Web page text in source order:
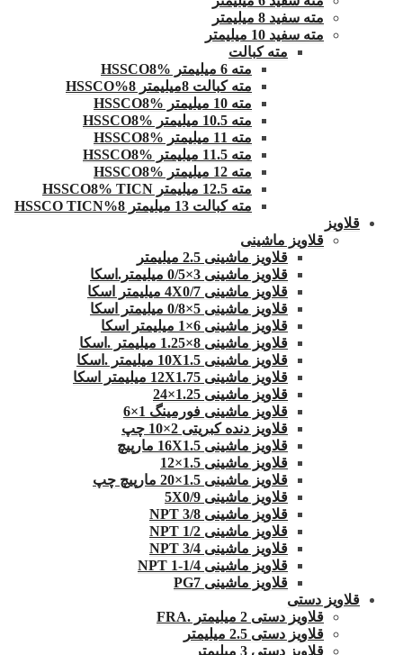
مته سفید 8 میلیمتر
مته سفید 10 میلیمتر
مته کبالت
مته 6 میلیمتر HSSCO8%
مته کبالت 8میلیمتر 8%HSSCO
مته 10 میلیمتر HSSCO8%
مته 10.5 میلیمتر HSSCO8%
مته 11 میلیمتر HSSCO8%
مته 11.5 میلیمتر HSSCO8%
مته 12 میلیمتر HSSCO8%
مته 12.5 میلیمتر HSSCO8% TICN
مته کبالت 13 میلیمتر 8%HSSCO TICN
قلاویز
قلاویز ماشینی
قلاویز ماشینی 2.5 میلیمتر
قلاویز ماشینی 3×0/5 میلیمتر.اسکا
قلاویز ماشینی 4X0/7 میلیمتر اسکا
قلاویز ماشینی 5×0/8 میلیمتر اسکا
قلاویز ماشینی 6×1 میلیمتر اسکا
قلاویز ماشینی 8×1.25 میلیمتر .اسکا
قلاویز ماشینی 10X1.5 میلیمتر .اسکا
قلاویز ماشینی 12X1.75 میلیمتر اسکا
قلاویز ماشینی 1.25×24
قلاویز ماشینی فورمینگ 1×6
قلاویز دنده کبریتی 2×10 چپ
قلاویز ماشینی 16X1.5 مارپیچ
قلاویز ماشینی 1.5×12
قلاویز ماشینی 1.5×20 مارپیچ چپ
قلاویز ماشینی 5X0/9
قلاویز ماشینی 3/8 NPT
قلاویز ماشینی 1/2 NPT
قلاویز ماشینی 3/4 NPT
قلاویز ماشینی 1/4-1 NPT
قلاویز ماشینی PG7
قلاویز دستی
قلاویز دستی 2 میلیمتر .FRA
قلاویز دستی 2.5 میلیمتر
قلاویز دستی 3 میلیمتر